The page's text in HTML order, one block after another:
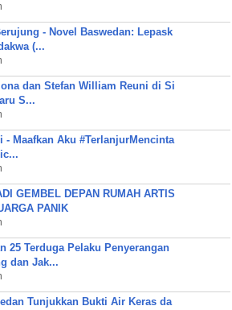
- Novel Baswedan: Lepask
(...
dan Stefan William Reuni di Si
S...
- Maafkan Aku #TerlanjurMencinta
GEMBEL DEPAN RUMAH ARTIS
PANIK
25 Terduga Pelaku Penyerangan
dan Jak...
Tunjukkan Bukti Air Keras da